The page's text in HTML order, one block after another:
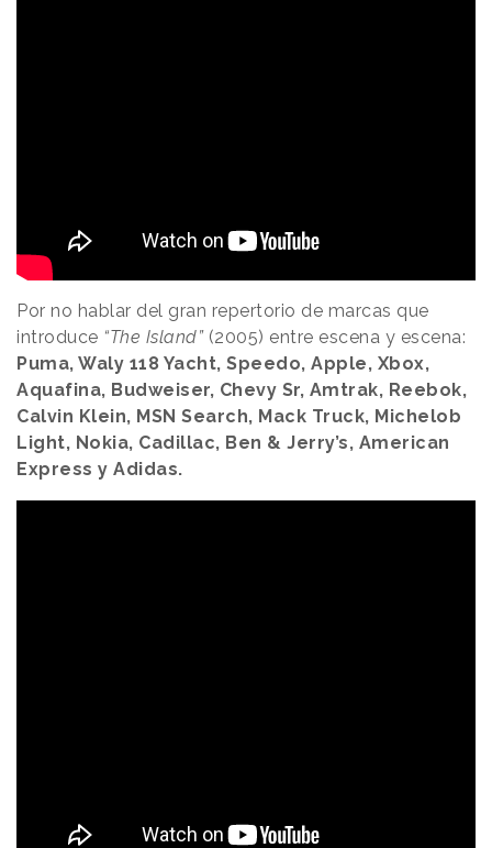
Por no hablar del gran repertorio de marcas que
introduce “The Island” (2005) entre escena y escena:
Puma, Waly 118 Yacht, Speedo, Apple, Xbox,
Aquafina, Budweiser, Chevy Sr, Amtrak, Reebok,
Calvin Klein, MSN Search, Mack Truck, Michelob
Light, Nokia, Cadillac, Ben & Jerry’s, American
Express y Adidas.